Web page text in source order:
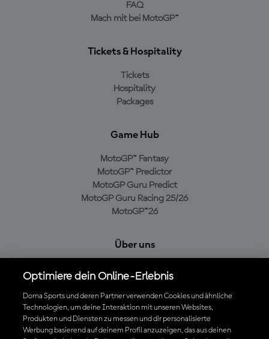
FAQ
Mach mit bei MotoGP™
Tickets & Hospitality
Tickets
Hospitality
Packages
Game Hub
MotoGP™ Fantasy
MotoGP™ Predictor
MotoGP Guru Predict
MotoGP Guru Racing 25/26
MotoGP™26
Über uns
Cookie-Richtlinien
Geschäftsbedingungen
Datenschutzrichtlinien
Kaufrichtlinie
Optimiere dein Online-Erlebnis
Dorna Sports und deren Partner verwenden Cookies und ähnliche
Technologien, um deine Interaktion mit unseren Websites,
Produkten und Diensten zu messen und dir personalisierte
Werbung basierend auf deinem Profil anzuzeigen, das aus deinen